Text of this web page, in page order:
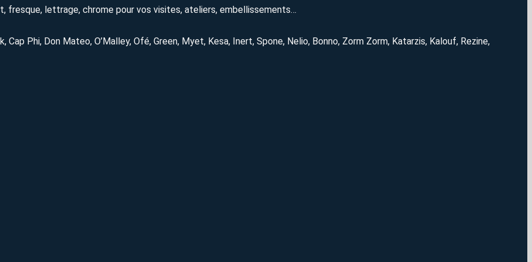
lettrage, chrome pour vos visites, ateliers, embellissements…
Cap Phi, Don Mateo, O’Malley, Ofé, Green, Myet, Kesa, Inert, Spone, Nelio, Bonno, Zorm Zorm, Katarzis, Kalouf, Rezine,